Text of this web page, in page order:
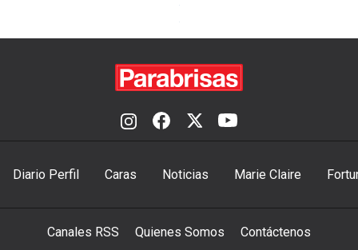
Diario Perfil Caras Noticias Marie Claire
Canales RSS Quienes Somos Contáctenos